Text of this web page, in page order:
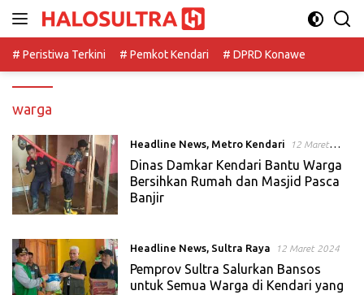
# Peristiwa Terkini
# Pemkot Kendari # DPRD Konawe
warga
Headline News, Metro Kendari
12 Maret
2024
Dinas Damkar Kendari Bantu Warga
Bersihkan Rumah dan Masjid Pasca
Banjir
Headline News, Sultra Raya 12 Maret 2024
Pemprov Sultra Salurkan Bansos
untuk Semua Warga di Kendari yang